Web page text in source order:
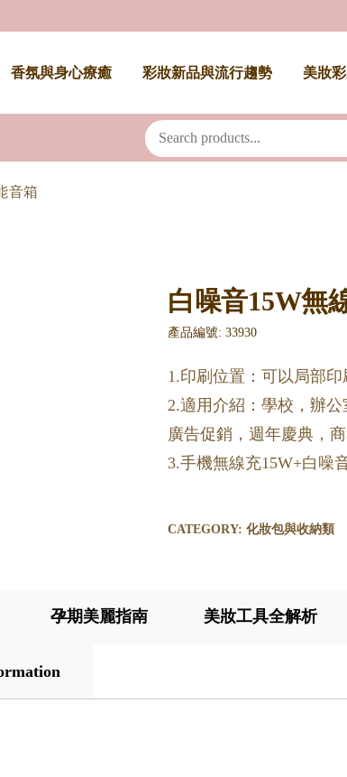
香氛與身心療癒 彩妝新品與流行趨勢 美妝
音箱
白噪音15W無
產品編號: 33930
1.印刷位置：可以局部
2.適用介紹：學校，辦
廣告促銷，週年慶典，
3.手機無線充15W+白噪
CATEGORY: 化妝包與收納類
孕期美麗指南 美妝工具全解析